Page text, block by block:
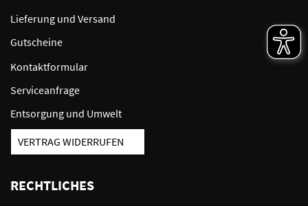
Lieferung und Versand
Gutscheine
Kontaktformular
Serviceanfrage
Entsorgung und Umwelt
VERTRAG WIDERRUFEN
RECHTLICHES